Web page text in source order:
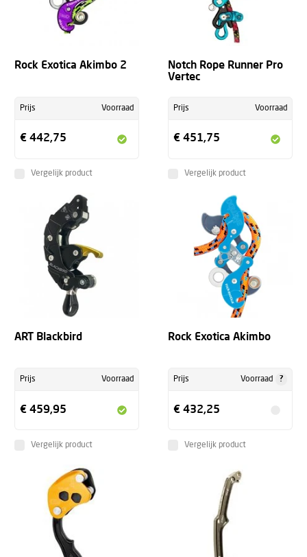
Rock Exotica Akimbo 2
Prijs Voorraad
€ 442,75
Vergelijk product
Notch Rope Runner Pro
Vertec
Prijs Voorraad
€ 451,75
Vergelijk product
ART Blackbird
Prijs Voorraad
€ 459,95
Vergelijk product
Rock Exotica Akimbo
Prijs Voorraad ?
€ 432,25
Vergelijk product